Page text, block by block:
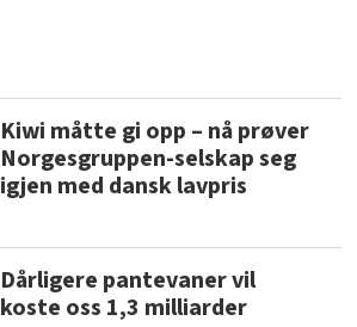
Kiwi måtte gi opp – nå prøver
Norgesgruppen-selskap seg
igjen med dansk lavpris
Dårligere pantevaner vil
koste oss 1,3 milliarder